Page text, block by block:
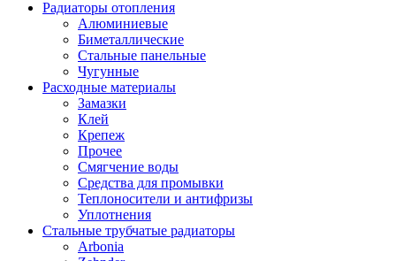
Радиаторы отопления
Алюминиевые
Биметаллические
Стальные панельные
Чугунные
Расходные материалы
Замазки
Клей
Крепеж
Прочее
Смягчение воды
Средства для промывки
Теплоносители и антифризы
Уплотнения
Стальные трубчатые радиаторы
Arbonia